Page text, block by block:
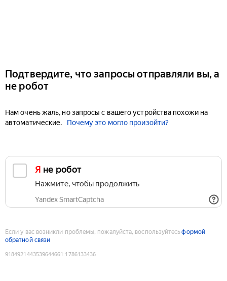
Подтвердите, что запросы отправляли вы, а
не робот
Нам очень жаль, но запросы с вашего устройства похожи на
автоматические.
Почему это могло произойти?
Я не робот
Нажмите, чтобы продолжить
Yandex SmartCaptcha
Если у вас возникли проблемы, пожалуйста, воспользуйтесьформой
обратной связи
9184921443539644661 :1786133436